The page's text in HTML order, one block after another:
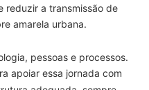
reduzir a transmissão de
amarela urbana.
pessoas e processos.
apoiar essa jornada com